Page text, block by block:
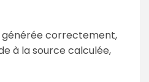
générée correctement,
à la source calculée,